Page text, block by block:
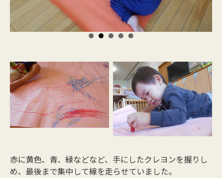
赤に黄色、青、緑などなど、手にしたクレヨンを握りし
め、最後まで集中して線を走らせていました。